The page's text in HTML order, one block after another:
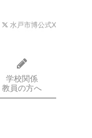
水戸市博公式X
学校関係
教員の方へ